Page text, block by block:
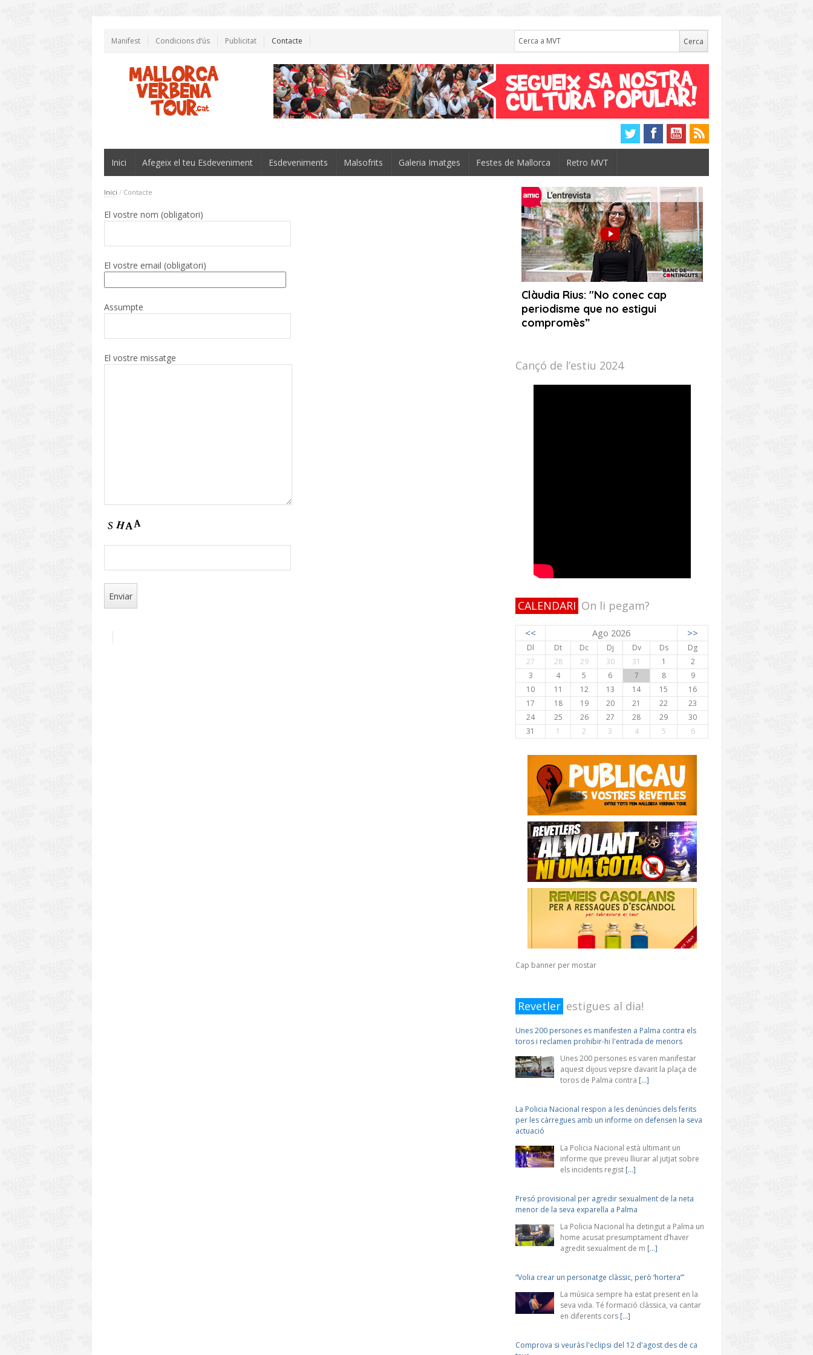
Manifest Condicions d’ús Publicitat Contacte
Inici Afegeix el teu Esdeveniment Esdeveniments Malsofrits Galeria Imatges Festes de Mallorca Retro MVT
Inici / Contacte
El vostre nom (obligatori)
El vostre email (obligatori)
Assumpte
El vostre missatge
Cançó de l’estiu 2024
CALENDARI On li pegam?
<< Ago 2026 >>
Dl Dt Dc Dj Dv Ds
Dg
27
28 29 30 31 1
2
3
4 5 6 7 8
9
10
11 12 13 14 15
16
17
18 19 20 21 22
23
24
25 26 27 28 29
30
31
1 2 3 4 5 6
Cap banner per mostar
Revetler estigues al dia!
Unes 200 persones es manifesten a Palma contra els
toros i reclamen prohibir-hi l'entrada de menors
Unes 200 persones es varen manifestar
aquest dijous vepsre davant la plaça de
toros de Palma contra [...]
La Policia Nacional respon a les denúncies dels ferits
per les càrregues amb un informe on defensen la seva
actuació
La Policia Nacional està ultimant un
informe que preveu lliurar al jutjat sobre
els incidents regist [...]
Presó provisional per agredir sexualment de la neta
menor de la seva exparella a Palma
La Policia Nacional ha detingut a Palma un
home acusat presumptament d’haver
agredit sexualment de m [...]
“Volia crear un personatge clàssic, però ‘hortera’”
La música sempre ha estat present en la
seva vida. Té formació clàssica, va cantar
en diferents cors [...]
Comprova si veuràs l'eclipsi del 12 d'agost des de ca